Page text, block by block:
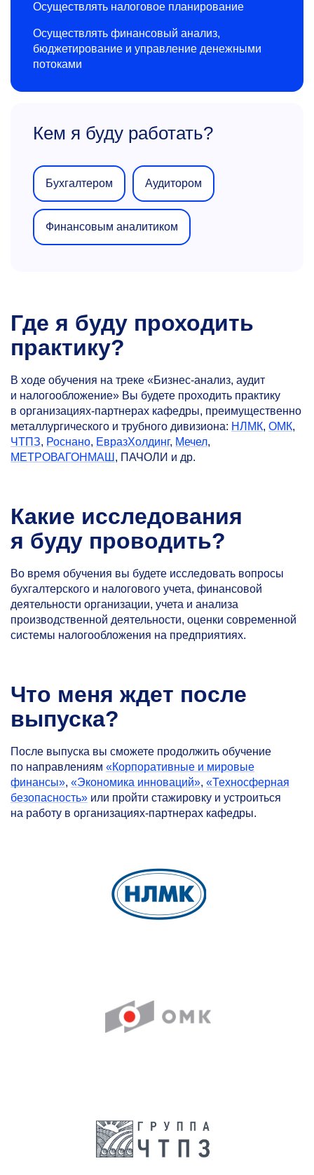
Осуществлять налоговое планирование
Осуществлять финансовый анализ,
бюджетирование и управление денежными
потоками
Кем я буду работать?
Бухгалтером Аудитором
Финансовым аналитиком
Где я буду проходить
практику?
В ходе обучения на треке «Бизнес-анализ, аудит
и налогообложение» Вы будете проходить практику
в организациях-партнерах кафедры, преимущественно
металлургического и трубного дивизиона: НЛМК, ОМК,
ЧТПЗ, Роснано, ЕвразХолдинг, Мечел,
МЕТРОВАГОНМАШ , ПАЧОЛИ и др.
Какие исследования
я буду проводить?
Во время обучения вы будете исследовать вопросы
бухгалтерского и налогового учета, финансовой
деятельности организации, учета и анализа
производственной деятельности, оценки современной
системы налогообложения на предприятиях.
Что меня ждет после
выпуска?
После выпуска вы сможете продолжить обучение
по направлениям «Корпоративные и мировые
финансы», «Экономика инноваций», «Техносферная
безопасность» или пройти стажировку и устроиться
на работу в организациях-партнерах кафедры.